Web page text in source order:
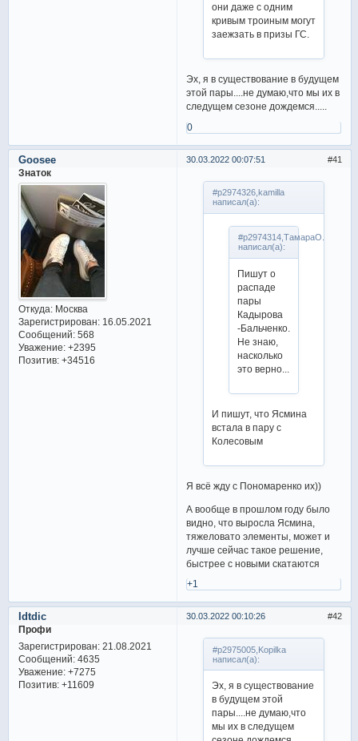
они даже с одним
кривым троиным могут
заежзать в призы ГС.
Эх, я в существование в будущем
этой пары....не думаю,что мы их в
следущем сезоне дождемся.....
0
41
30.03.2022 00:07:51
Goosee
Знаток
Откуда:Москва
Зарегистрирован: 16.05.2021
Сообщений:568
Уважение: +2395
Позитив: +34516
#p2974326,kamilla
написал(а):
#p2974314,ТамараО.
написал(а):
Пишут о
распаде
пары
Кадырова
-Бальченко.
Не знаю,
насколько
это верно...
И пишут, что Ясмина
встала в пару с
Колесовым
Я всё жду с Пономаренко их))
А вообще в прошлом году было
видно, что выросла Ясмина,
тяжеловато элементы, может и
лучше сейчас такое решение,
быстрее с новыми скатаются
+1
42
30.03.2022 00:10:26
Idtdic
Профи
Зарегистрирован: 21.08.2021
Сообщений:4635
Уважение: +7275
Позитив: +11609
#p2975005,Kopilka
написал(а):
Эх, я в существование
в будущем этой
пары....не думаю,что
мы их в следущем